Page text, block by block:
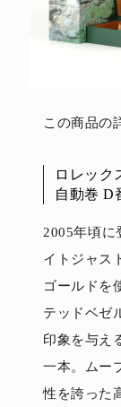
この商品の
ロレック
自動巻 D
2005年頃に
イトジャス
ゴールドを
テッドベゼ
印象を与え
一本。ムー
性を誇った